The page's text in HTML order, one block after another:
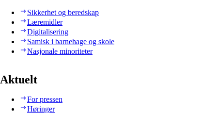
Sikkerhet og beredskap
Læremidler
Digitalisering
Samisk i barnehage og skole
Nasjonale minoriteter
Aktuelt
For pressen
Høringer